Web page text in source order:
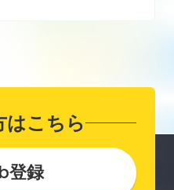
はこちら
登録